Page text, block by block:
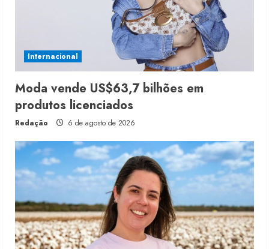
Internacional
Moda vende US$63,7 bilhões em
produtos licenciados
Redação 6 de agosto de 2026